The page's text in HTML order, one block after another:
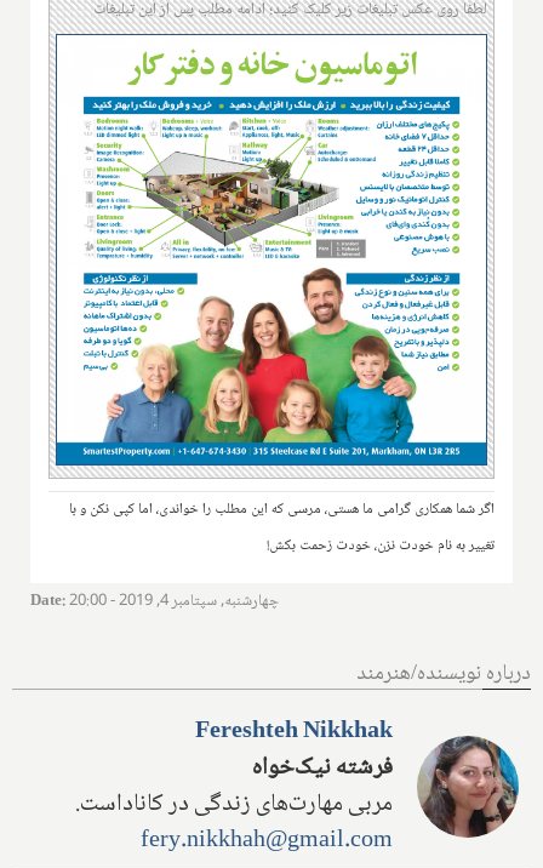
لطفا روی عکس تبلیغات زیر کلیک کنید؛ ادامه مطلب پس از این تبلیغات
اگر شما همکاری گرامی ما هستی، مرسی که این مطلب را خواندی، اما کپی نکن و با
تغییر به نام خودت نزن، خودت زحمت بکش!
Date: چهارشنبه, سپتامبر 4, 2019 - 20:00
درباره نویسنده/هنرمند
Fereshteh Nikkhak
فرشته نیک‌خواه
مربی مهارت‌های زندگی در کاناداست.
fery.nikkhah@gmail.com